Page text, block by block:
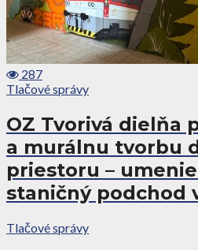
287
Tlačové správy
OZ Tvorivá dielňa
a murálnu tvorbu
priestoru –
staničný podchod
Tlačové správy